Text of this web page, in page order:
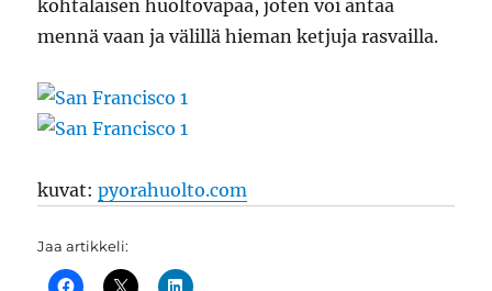
kohtalaisen huoltovapaa, joten voi antaa
mennä vaan ja välillä hieman ketjuja rasvailla.
kuvat:pyorahuolto.com
Jaa artikkeli: